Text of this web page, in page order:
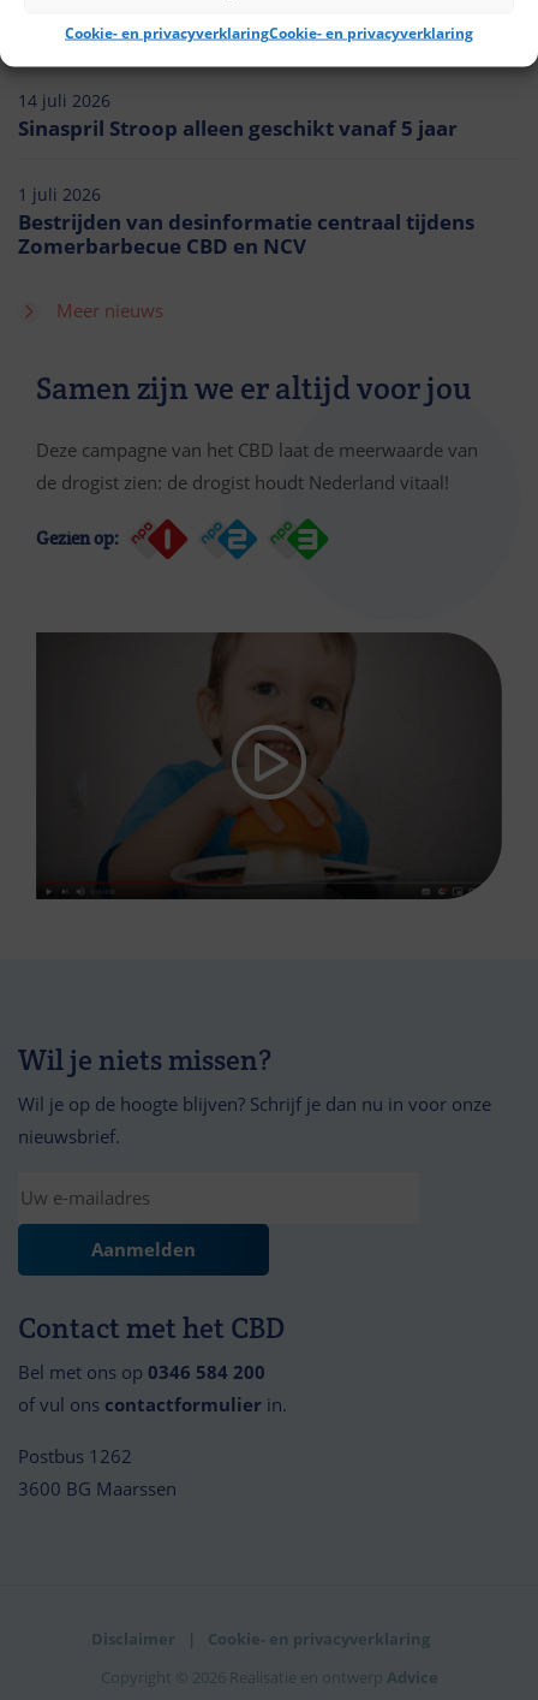
Cookie- en privacyverklaringCookie- en privacyverklaring
Nieuws
14 juli 2026
Sinaspril Stroop alleen geschikt vanaf 5 jaar
1 juli 2026
Bestrijden van desinformatie centraal tijdens
Zomerbarbecue CBD en NCV
Meer nieuws
Samen zijn we er altijd voor jou
Deze campagne van het CBD laat de meerwaarde van
de drogist zien: de drogist houdt Nederland vitaal!
Gezien op:
Wil je niets missen?
Wil je op de hoogte blijven? Schrijf je dan nu in voor onze
nieuwsbrief.
Contact met het CBD
Bel met ons op 0346 584 200
of vul ons contactformulier in.
Postbus 1262
3600 BG Maarssen
Disclaimer
Cookie- en privacyverklaring
Copyright © 2026 Realisatie en ontwerp Advice